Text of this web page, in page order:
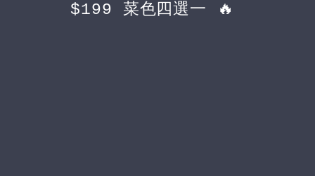
$199 菜色四選一 🔥